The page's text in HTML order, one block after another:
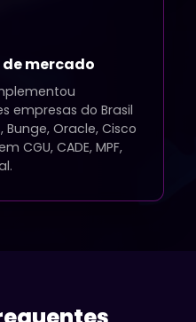
de mercado
empresas do Brasil
Bunge, Oracle, Cisco
CGU, CADE, MPF,